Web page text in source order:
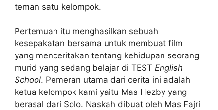
teman satu kelompok.
Pertemuan itu menghasilkan sebuah
kesepakatan bersama untuk membuat film
yang menceritakan tentang kehidupan seorang
murid yang sedang belajar di TEST English
School. Pemeran utama dari cerita ini adalah
ketua kelompok kami yaitu Mas Hezby yang
berasal dari Solo. Naskah dibuat oleh Mas Fajri